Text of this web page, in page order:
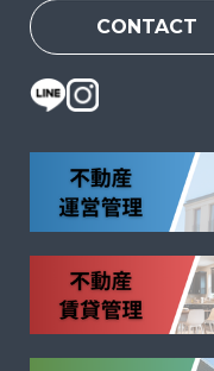
CONTACT